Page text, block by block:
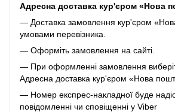
Адресна доставка кур'єром «Нова
— Доставка замовлення кур'єром
умовами перевізника.
— Оформіть замовлення на сайті.
— При оформленні замовлення
Адресна доставка кур'єром «Нова
— Номер експрес-накладної буде
повідомленні чи сповіщенні у Viber